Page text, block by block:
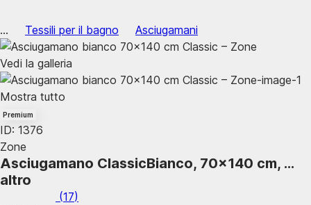
... Tessili per il bagno Asciugamani
Vedi la galleria
Mostra tutto
Premium
ID: 1376
Zone
Asciugamano ClassicBianco, 70x140 cm, …
altro
(17)